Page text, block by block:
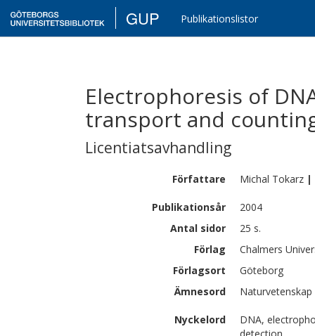
GUP Publikationslistor
Electrophoresis of
transport and
Licentiatsavhandling
Författare Michal Tokarz |
Publikationsår
2004
Antal sidor
25 s.
Förlag
Chalmers
Förlagsort
Göteborg
Ämnesord
Nyckelord
DNA,